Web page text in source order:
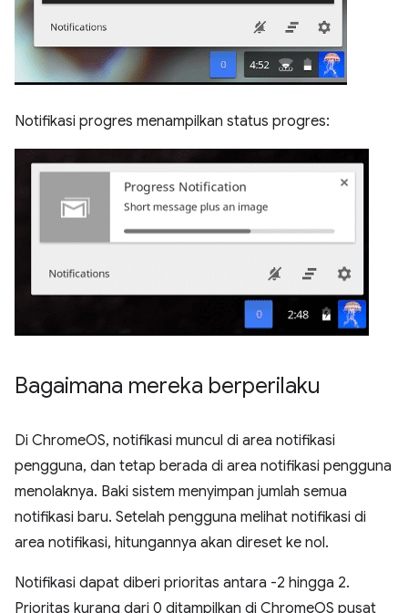
Notifikasi progres menampilkan status progres:
Bagaimana mereka berperilaku
Di ChromeOS, notifikasi muncul di area notifikasi
pengguna, dan tetap berada di area notifikasi pengguna
menolaknya. Baki sistem menyimpan jumlah semua
notifikasi baru. Setelah pengguna melihat notifikasi di
area notifikasi, hitungannya akan direset ke nol.
Notifikasi dapat diberi prioritas antara -2 hingga 2.
Prioritas kurang dari 0 ditampilkan di ChromeOS pusat